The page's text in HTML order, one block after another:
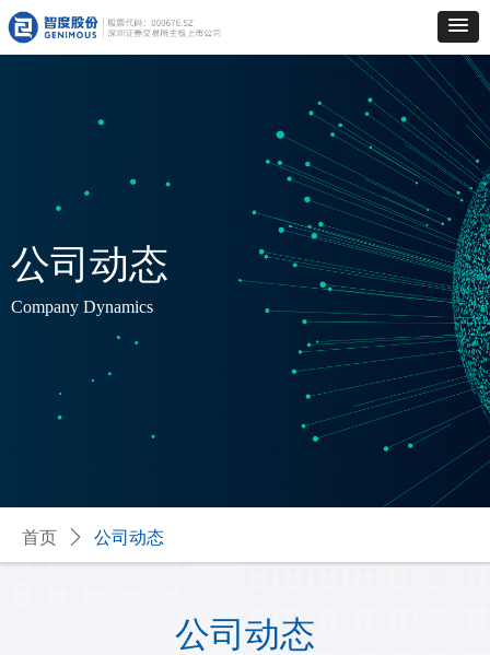
公司动态
Company Dynamics
首页 ꄲ 公司动态
公司动态